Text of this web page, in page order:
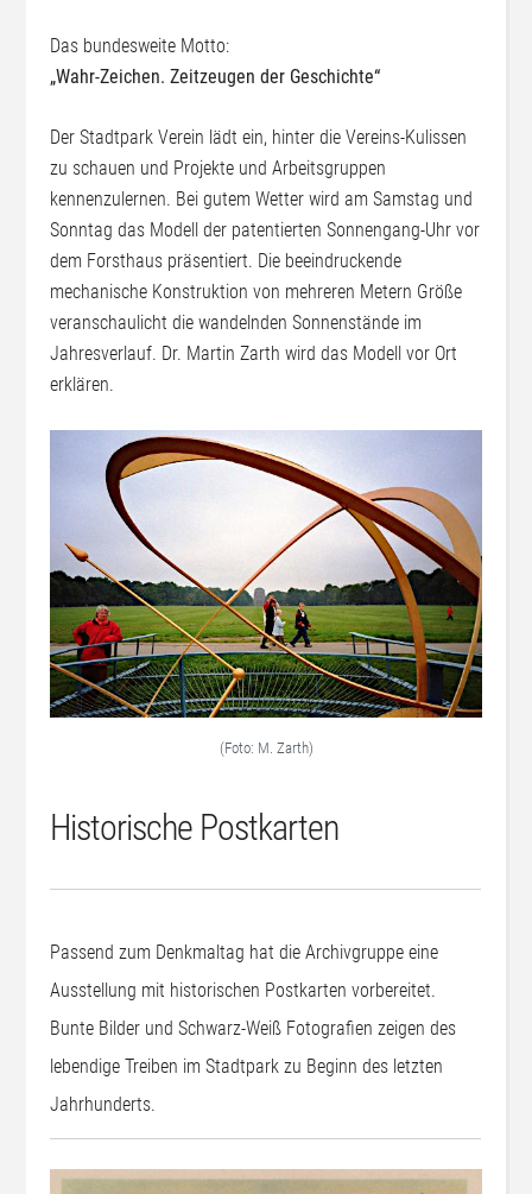
Das bundesweite Motto:
„Wahr-Zeichen. Zeitzeugen der Geschichte“
Der Stadtpark Verein lädt ein, hinter die Vereins-Kulissen
zu schauen und Projekte und Arbeitsgruppen
kennenzulernen. Bei gutem Wetter wird am Samstag und
Sonntag das Modell der patentierten Sonnengang-Uhr vor
dem Forsthaus präsentiert. Die beeindruckende
mechanische Konstruktion von mehreren Metern Größe
veranschaulicht die wandelnden Sonnenstände im
Jahresverlauf. Dr. Martin Zarth wird das Modell vor Ort
erklären.
(Foto: M. Zarth)
Historische Postkarten
Passend zum Denkmaltag hat die Archivgruppe eine
Ausstellung mit historischen Postkarten vorbereitet.
Bunte Bilder und Schwarz-Weiß Fotografien zeigen des
lebendige Treiben im Stadtpark zu Beginn des letzten
Jahrhunderts.